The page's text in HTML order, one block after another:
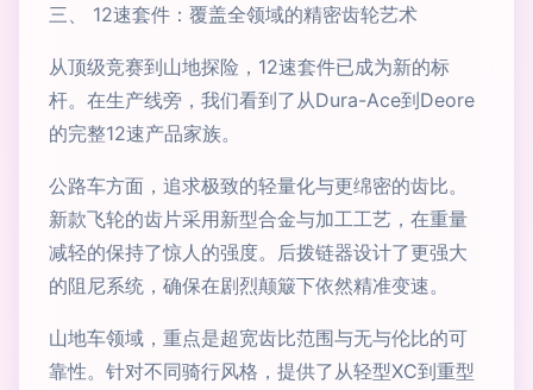
三、 12速套件：覆盖全领域的精密齿轮艺术
从顶级竞赛到山地探险，12速套件已成为新的标
杆。在生产线旁，我们看到了从Dura-Ace到Deore
的完整12速产品家族。
公路车方面，追求极致的轻量化与更绵密的齿比。
新款飞轮的齿片采用新型合金与加工工艺，在重量
减轻的保持了惊人的强度。后拨链器设计了更强大
的阻尼系统，确保在剧烈颠簸下依然精准变速。
山地车领域，重点是超宽齿比范围与无与伦比的可
靠性。针对不同骑行风格，提供了从轻型XC到重型